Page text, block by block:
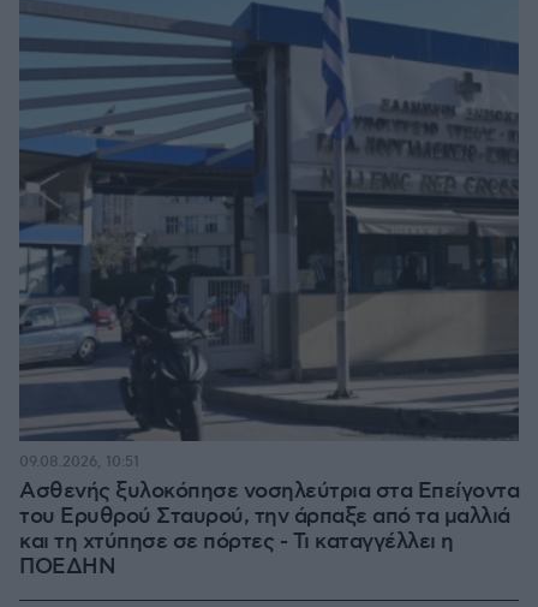
Ασθενής ξυλοκόπησε νοσηλεύτρια στα Επείγοντα
του Ερυθρού Σταυρού, την άρπαξε από τα μαλλιά
και τη χτύπησε σε πόρτες - Τι καταγγέλλει η
ΠΟΕΔΗΝ
09.08.2026, 10:51